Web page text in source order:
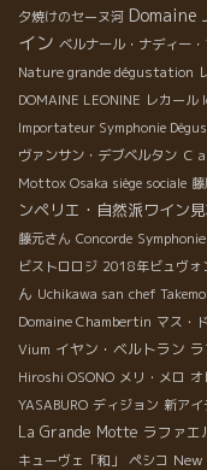
夕焼けのセーヌ河 Domaine
イン ベルナール・ナディー
Nature grande dégustation
DOMAINE LEONINE レカー
Importateur Symphonie
ヴァンサン・デブベルタン Ｃ
Mottox Osaka siège sociale
ンペリエ・自然派ワイン
藤元さん Concorde
ビストロロジ 2018年ビュヴォ
ん Uchikawa san chef
Domaine Chambertin マス・
Vium イヤン・ベルトラン
Hiroshi OSONO メリ・メロ オ
YASABURO ディジョン 新ア
La Grande Motte ラファエ
キューヴェ「和」
ペシコ New